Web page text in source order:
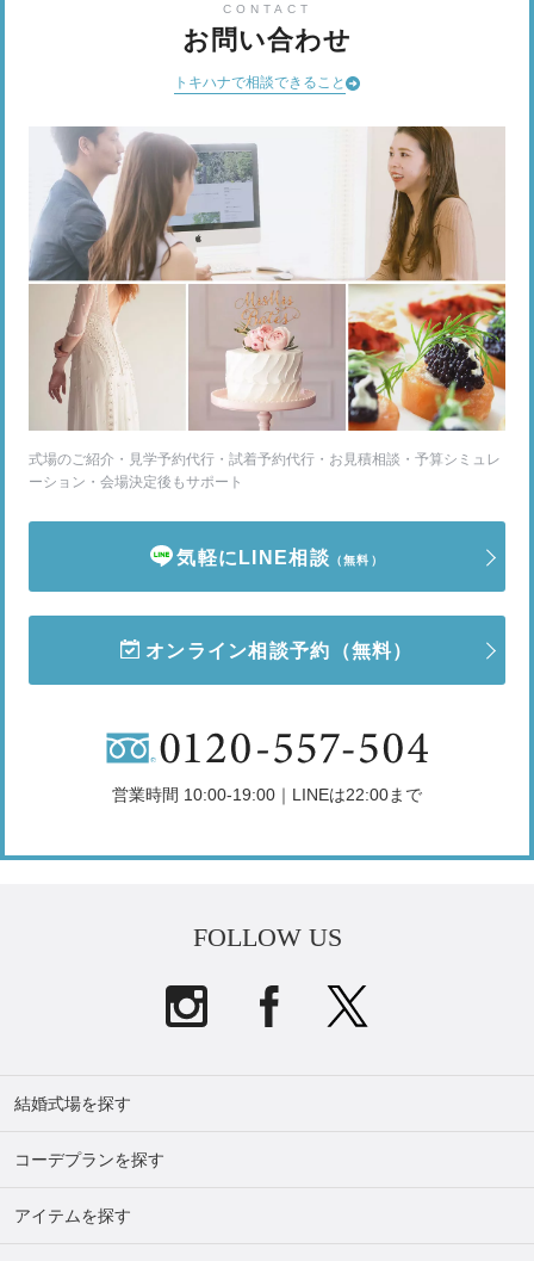
CONTACT
お問い合わせ
トキハナで相談できること
式場のご紹介・見学予約代行・試着予約代行・お見積相談・予算シミュレ
ーション・会場決定後もサポート
気軽にLINE相談 （無料）
オンライン相談予約 （無料）
営業時間 10:00-19:00｜LINEは22:00まで
FOLLOW US
結婚式場を探す
コーデプランを探す
アイテムを探す